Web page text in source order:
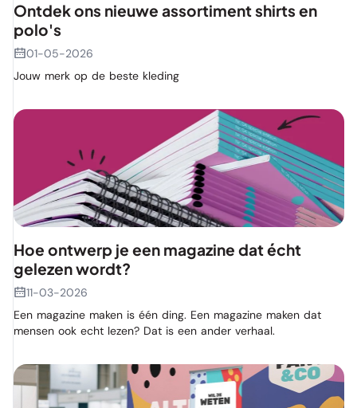
Ontdek ons nieuwe assortiment shirts en
polo's
01-05-2026
Jouw merk op de beste kleding
Hoe ontwerp je een magazine dat écht
gelezen wordt?
11-03-2026
Een magazine maken is één ding. Een magazine maken dat
mensen ook echt lezen? Dat is een ander verhaal.